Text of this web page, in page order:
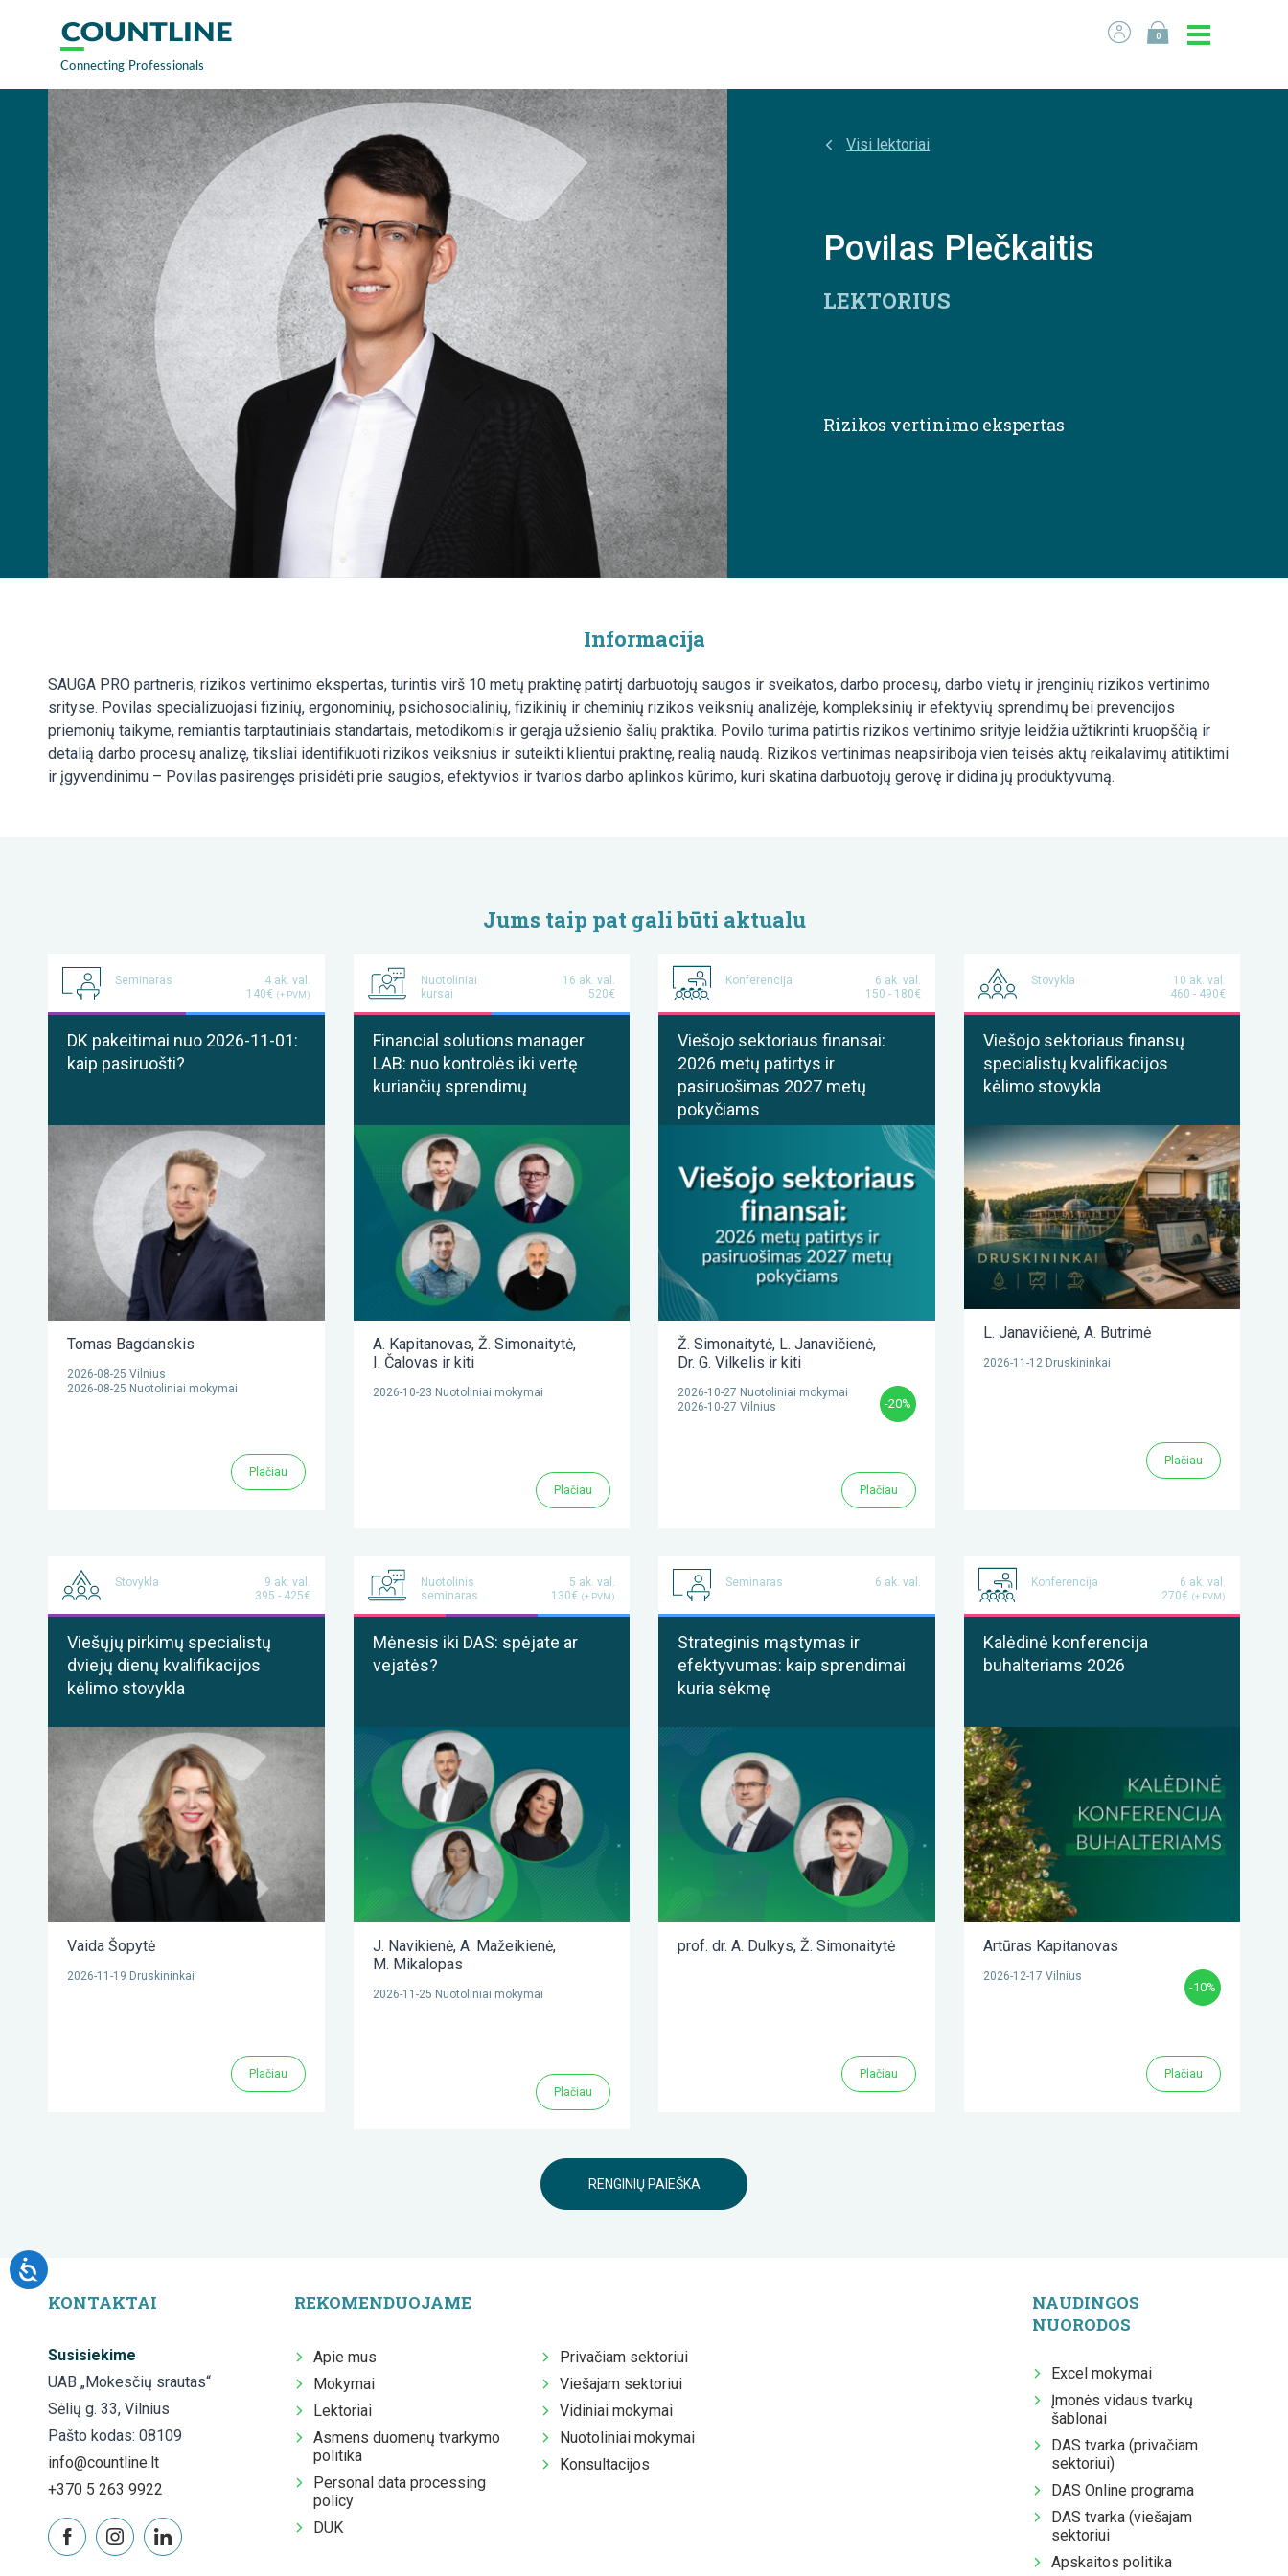
0
Visi lektoriai
Povilas Plečkaitis
LEKTORIUS
Rizikos vertinimo ekspertas
Informacija
SAUGA PRO partneris, rizikos vertinimo ekspertas, turintis virš 10 metų praktinę patirtį darbuotojų saugos ir sveikatos, darbo procesų, darbo vietų ir įrenginių rizikos vertinimo
srityse. Povilas specializuojasi fizinių, ergonominių, psichosocialinių, fizikinių ir cheminių rizikos veiksnių analizėje, kompleksinių ir efektyvių sprendimų bei prevencijos
priemonių taikyme, remiantis tarptautiniais standartais, metodikomis ir gerąja užsienio šalių praktika. Povilo turima patirtis rizikos vertinimo srityje leidžia užtikrinti kruopščią ir
detalią darbo procesų analizę, tiksliai identifikuoti rizikos veiksnius ir suteikti klientui praktinę, realią naudą. Rizikos vertinimas neapsiriboja vien teisės aktų reikalavimų atitiktimi
ir įgyvendinimu – Povilas pasirengęs prisidėti prie saugios, efektyvios ir tvarios darbo aplinkos kūrimo, kuri skatina darbuotojų gerovę ir didina jų produktyvumą.
Jums taip pat gali būti aktualu
Seminaras
4 ak. val.
140€ (+ PVM)
DK pakeitimai nuo 2026-11-01:
kaip pasiruošti?
Tomas Bagdanskis
2026-08-25 Vilnius
2026-08-25 Nuotoliniai mokymai
Plačiau
Nuotoliniai
kursai
16 ak. val.
520€
Financial solutions manager
LAB: nuo kontrolės iki vertę
kuriančių sprendimų
A. Kapitanovas, Ž. Simonaitytė,
I. Čalovas ir kiti
2026-10-23 Nuotoliniai mokymai
Plačiau
Konferencija
6 ak. val.
150 - 180€
Viešojo sektoriaus finansai:
2026 metų patirtys ir
pasiruošimas 2027 metų
pokyčiams
Ž. Simonaitytė, L. Janavičienė,
Dr. G. Vilkelis ir kiti
2026-10-27 Nuotoliniai mokymai
2026-10-27 Vilnius
-20%
Plačiau
Stovykla
10 ak. val.
460 - 490€
Viešojo sektoriaus finansų
specialistų kvalifikacijos
kėlimo stovykla
L. Janavičienė, A. Butrimė
2026-11-12 Druskininkai
Plačiau
Stovykla
9 ak. val.
395 - 425€
Viešųjų pirkimų specialistų
dviejų dienų kvalifikacijos
kėlimo stovykla
Vaida Šopytė
2026-11-19 Druskininkai
Plačiau
Nuotolinis
seminaras
5 ak. val.
130€ (+ PVM)
Mėnesis iki DAS: spėjate ar
vejatės?
J. Navikienė, A. Mažeikienė,
M. Mikalopas
2026-11-25 Nuotoliniai mokymai
Plačiau
Seminaras 6 ak. val.
Strateginis mąstymas ir
efektyvumas: kaip sprendimai
kuria sėkmę
prof. dr. A. Dulkys, Ž. Simonaitytė
Plačiau
Konferencija
6 ak. val.
270€ (+ PVM)
Kalėdinė konferencija
buhalteriams 2026
Artūras Kapitanovas
2026-12-17 Vilnius
-10%
Plačiau
RENGINIŲ PAIEŠKA
KONTAKTAI
Susisiekime
UAB „Mokesčių srautas“
Sėlių g. 33, Vilnius
Pašto kodas: 08109
info@countline.lt
+370 5 263 9922
REKOMENDUOJAME
Apie mus
Mokymai
Lektoriai
Asmens duomenų tvarkymo
politika
Personal data processing
policy
DUK
Privačiam sektoriui
Viešajam sektoriui
Vidiniai mokymai
Nuotoliniai mokymai
Konsultacijos
NAUDINGOS
NUORODOS
Excel mokymai
Įmonės vidaus tvarkų
šablonai
DAS tvarka (privačiam
sektoriui)
DAS Online programa
DAS tvarka (viešajam
sektoriui
Apskaitos politika